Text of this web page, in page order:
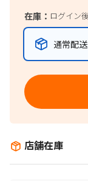
在庫： ログイン
通常配
店舗在庫